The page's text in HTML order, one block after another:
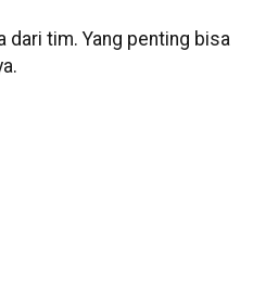
dari tim. Yang penting bisa